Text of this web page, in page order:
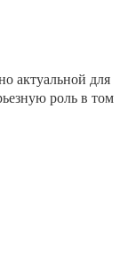
актуальной для
роль в том